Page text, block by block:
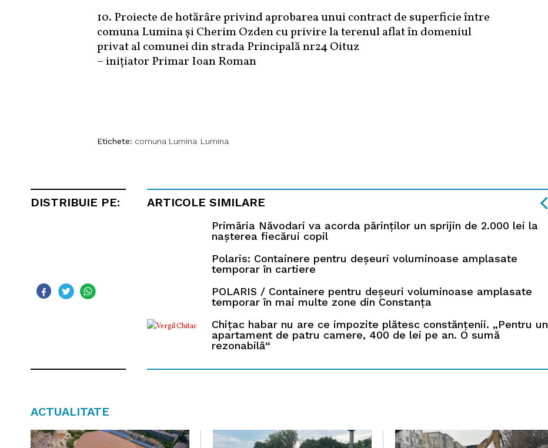
10. Proiecte de hotărâre privind aprobarea unui contract de superficie între
comuna Lumina și Cherim Ozden cu privire la terenul aflat în domeniul
privat al comunei din strada Principală nr24 Oituz
– inițiator Primar Ioan Roman
Etichete: comuna Lumina Lumina
DISTRIBUIE PE: ARTICOLE SIMILARE
Primăria Năvodari va acorda părinților un sprijin de 2.000 lei la
nașterea fiecărui copil
Polaris: Containere pentru deșeuri voluminoase amplasate
temporar în cartiere
POLARIS / Containere pentru deșeuri voluminoase amplasate
temporar în mai multe zone din Constanța
Chițac habar nu are ce impozite plătesc constănțenii. „Pentru un
apartament de patru camere, 400 de lei pe an. O sumă
rezonabilă“
ACTUALITATE